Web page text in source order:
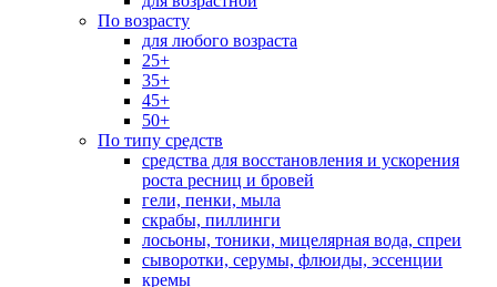
По возрасту
для любого возраста
25+
35+
45+
50+
По типу средств
средства для восстановления и ускорения
роста ресниц и бровей
гели, пенки, мыла
скрабы, пиллинги
лосьоны, тоники, мицелярная вода, спреи
сыворотки, серумы, флюиды, эссенции
кремы